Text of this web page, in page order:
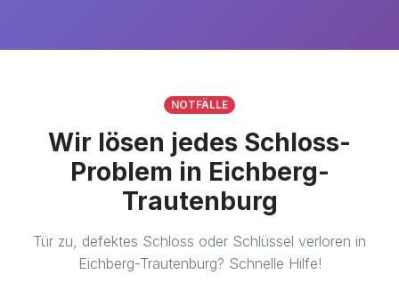
NOTFÄLLE
Wir lösen jedes Schloss-
Problem in Eichberg-
Trautenburg
Tür zu, defektes Schloss oder Schlüssel verloren in
Eichberg-Trautenburg? Schnelle Hilfe!